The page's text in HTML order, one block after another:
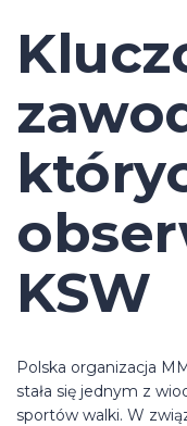
KSW
Polska organizacja
stała się jednym z
sportów walki. W